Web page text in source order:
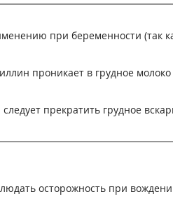
при беременности (так
проникает в грудное молоко
прекратить грудное
осторожность при